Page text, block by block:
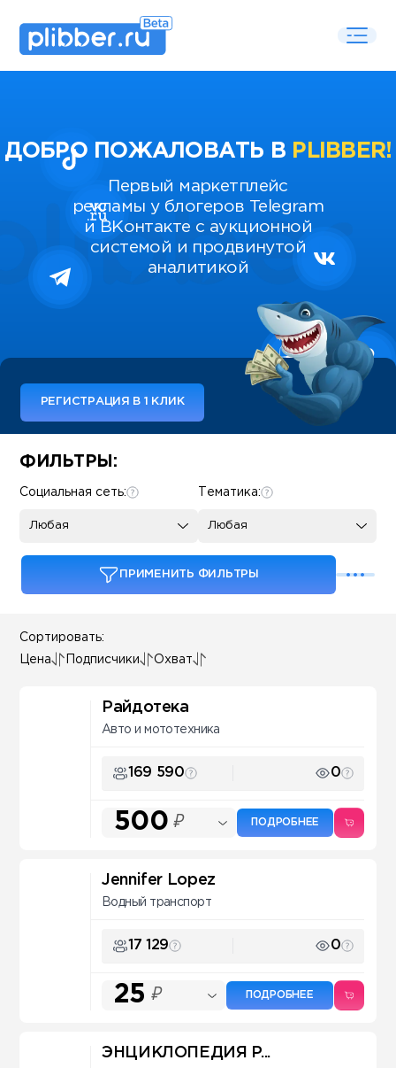
ДОБРО ПОЖАЛОВАТЬ В PLIBBER!
Первый маркетплейс
рекламы у блогеров Telegram
и ВКонтакте с аукционной
системой и продвинутой
аналитикой
РЕГИСТРАЦИЯ В 1 КЛИК
Some SEO Title
ФИЛЬТРЫ:
Тематика:
Любая
Социальная сеть:
Любая
ПРИМЕНИТЬ ФИЛЬТРЫ
Сортировать:
Цена Подписчики Охват
Райдотека
Авто и мототехника
169 590 0
500 ₽ ПОДРОБНЕЕ
Jennifer Lopez
Водный транспорт
17 129 0
25 ₽ ПОДРОБНЕЕ
ЭНЦИКЛОПЕДИЯ P...